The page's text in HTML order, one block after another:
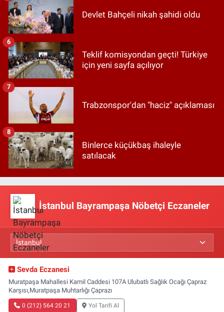
Devlet Bahçeli nikah şahidi oldu
Teklif komisyondan geçti! Türkiye
için yeni sayfa açılıyor
6
Trabzonspor'dan "haciz" açıklaması
7
Binlerce küçükbaş ihaleyle
satılacak
8
İstanbul Bayrampaşa Nöbetçi Eczaneler
Sevda Eczanesi
Muratpaşa Mahallesi Kamil Caddesi 107A Ulubatlı Sağlık Ocağı Çapraz
Karşısı,Muratpaşa Muhtarlığı Çaprazı
0 (212) 564 20 21 Yol Tarifi Al